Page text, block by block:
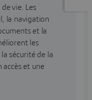
vie. Les
la navigation
et la
les
sécurité de la
et une